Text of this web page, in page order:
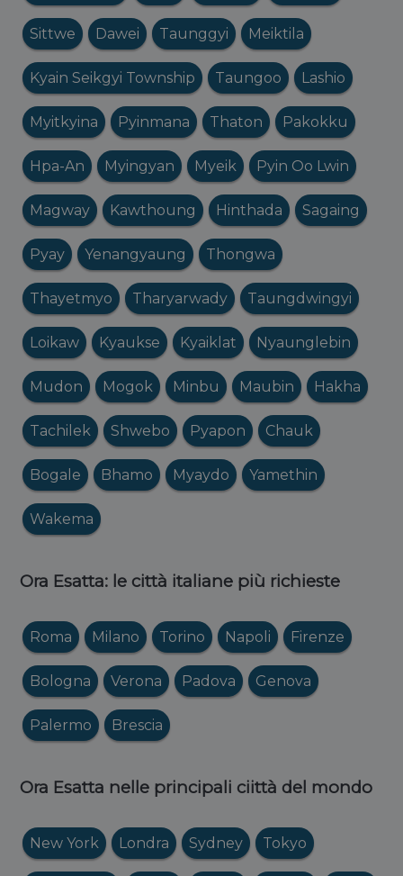
Sittwe Dawei Taunggyi Meiktila
Kyain Seikgyi Township Taungoo Lashio
Myitkyina Pyinmana Thaton Pakokku
Hpa-An Myingyan Myeik Pyin Oo Lwin
Magway Kawthoung Hinthada Sagaing
Pyay Yenangyaung Thongwa
Thayetmyo Tharyarwady Taungdwingyi
Loikaw Kyaukse Kyaiklat Nyaunglebin
Mudon Mogok Minbu Maubin Hakha
Tachilek Shwebo Pyapon Chauk
Bogale Bhamo Myaydo Yamethin
Wakema
Ora Esatta: le città italiane più richieste
Roma Milano Torino Napoli Firenze
Bologna Verona Padova Genova
Palermo Brescia
Ora Esatta nelle principali ciittà del mondo
New York Londra Sydney Tokyo